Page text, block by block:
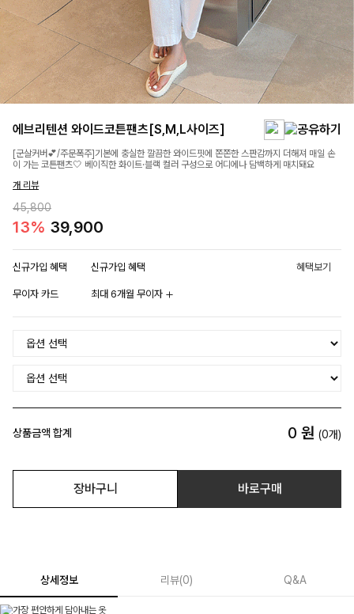
에브리텐션 와이드코튼팬츠[S,M,L사이즈]
[군살커버💕/주문폭주]기본에 충실한 깔끔한 와이드핏에 쫀쫀한 스판감까지 더해져 매일 손
이 가는 코튼팬츠🤍 베이직한 화이트·블랙 컬러 구성으로 어디에나 담백하게 매치돼요
개 리뷰
45,800
13% 39,900
신규가입 혜택 신규가입 혜택 혜택보기
무이자 카드 최대 6개월 무이자
상품금액 합계 0 원 (0개)
장바구니 바로구매
상세정보 리뷰(0) Q&A